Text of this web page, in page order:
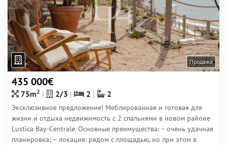
Продажа
435 000€
75m2 2/3 2 2
Эксклюзивное предложение! Меблированная и готовая для
жизни и отдыха недвижимость с 2 спальнями в новом районе
Lustica Bay-Centrale. Основные преимущества: – очень удачная
планировка; – локация: рядом с площадью, но при этом в